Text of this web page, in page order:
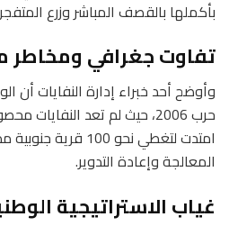
بأكملها بالقصف المباشر وزرع
تفاوت جغرافي ومخاطر
وأوضح أحد خبراء إدارة النفايات أن
حرب 2006، حيث لم تعد
امتدت لتغطي نحو 100
المعالجة وإعادة التدوير.
غياب الاستراتيجية